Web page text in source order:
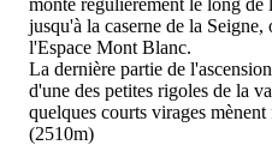
jusqu'à la caserne de la
l'Espace Mont Blanc.
La dernière partie de
d'une des petites rigoles de la
quelques courts virages
(2510m)